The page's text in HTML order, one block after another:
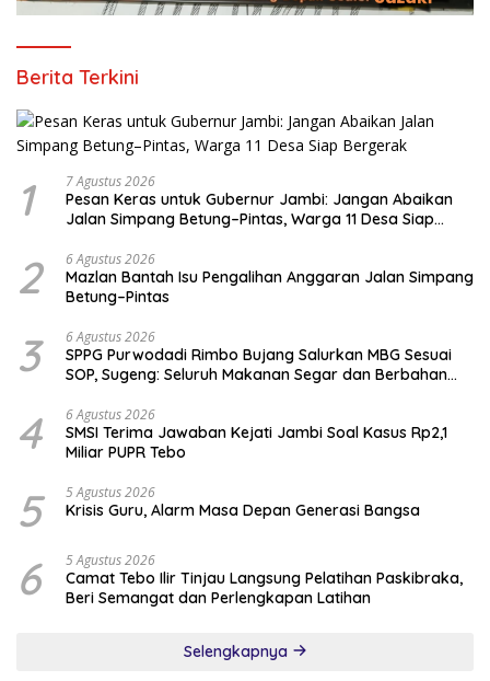
Berita Terkini
1 7 Agustus 2026
Pesan Keras untuk Gubernur Jambi: Jangan Abaikan
Jalan Simpang Betung–Pintas, Warga 11 Desa Siap
2 6 Agustus 2026
Mazlan Bantah Isu Pengalihan Anggaran Jalan Simpang
Betung–Pintas
3 6 Agustus 2026
SPPG Purwodadi Rimbo Bujang Salurkan MBG Sesuai
SOP, Sugeng: Seluruh Makanan Segar dan Berbahan
4 6 Agustus 2026
SMSI Terima Jawaban Kejati Jambi Soal Kasus Rp2,1
Miliar PUPR Tebo
5 5 Agustus 2026
Krisis Guru, Alarm Masa Depan Generasi Bangsa
6 5 Agustus 2026
Camat Tebo Ilir Tinjau Langsung Pelatihan Paskibraka,
Beri Semangat dan Perlengkapan Latihan
Selengkapnya